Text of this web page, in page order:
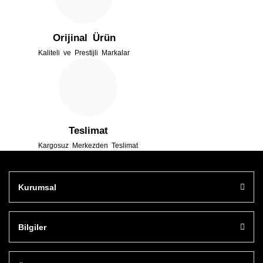
Orijinal Ürün
Kaliteli ve Prestijli Markalar
Teslimat
Kargosuz Merkezden Teslimat
Kurumsal
Bilgiler